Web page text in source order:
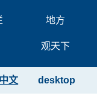
地方
观天下
desktop
中文